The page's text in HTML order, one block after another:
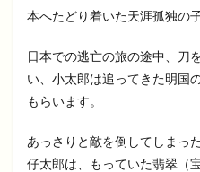
本へたどり着いた天涯孤独の
日本での逃亡の旅の途中、刀
い、小太郎は追ってきた明国
もらいます。
あっさりと敵を倒してしまっ
仔太郎は、もっていた翡翠（